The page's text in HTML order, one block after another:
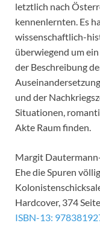
letztlich nach
kennenlernten. Es
wissenschaftlich-
überwiegend um
der Beschreibung
und der
Situationen,
Akte Raum finden.
Margit
Ehe die Spuren
Hardcover, 374
ISBN-13: